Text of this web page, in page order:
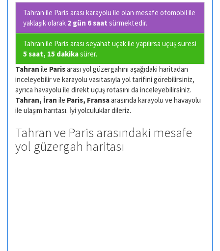
Tahran ile Paris arası karayolu ile olan mesafe otomobil ile
yaklaşık olarak 2 gün 6 saat sürmektedir.
Tahran ile Paris arası seyahat uçak ile yapılırsa uçuş süresi
5 saat, 15 dakikasürer.
Tahran ile Parisarası yol güzergahını aşağıdaki haritadan
inceleyebilir ve karayolu vasıtasıyla yol tarifini görebilirsiniz,
ayrıca havayolu ile direkt uçuş rotasını da inceleyebilirsiniz.
Tahran, İran ile Paris, Fransaarasında karayolu ve havayolu
ile ulaşım harıtası. İyi yolculuklar dileriz.
Tahran ve Paris arasındaki mesafe
yol güzergah haritası